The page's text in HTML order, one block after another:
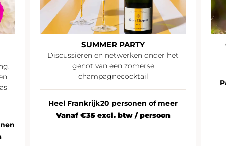
SUMMER PARTY
Discussiëren en netwerken onder het
genot van een zomerse
champagnecocktail
Heel Frankrijk20 personen of meer
Vanaf €35 excl. btw / persoon